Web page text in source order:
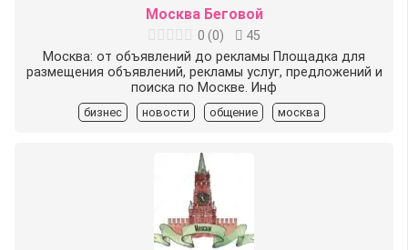
Москва Беговой
0 (0)
45
Москва: от объявлений до рекламы Площадка для
размещения объявлений, рекламы услуг, предложений и
поиска по Москве. Инф
бизнес новости общение москва